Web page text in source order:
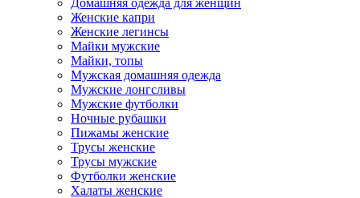
Домашняя одежда для женщин
Женские капри
Женские легинсы
Майки мужские
Майки, топы
Мужская домашняя одежда
Мужские лонгсливы
Мужские футболки
Ночные рубашки
Пижамы женские
Трусы женские
Трусы мужские
Футболки женские
Халаты женские